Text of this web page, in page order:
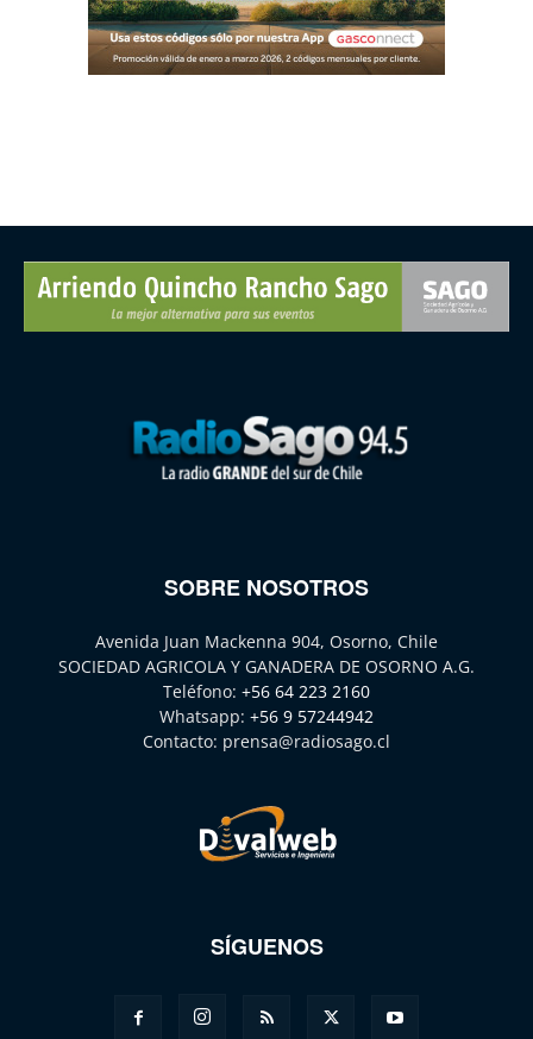
SOBRE NOSOTROS
Avenida Juan Mackenna 904, Osorno, Chile
SOCIEDAD AGRICOLA Y GANADERA DE OSORNO A.G.
Teléfono: +56 64 223 2160
Whatsapp: +56 9 57244942
Contacto: prensa@radiosago.cl
SÍGUENOS